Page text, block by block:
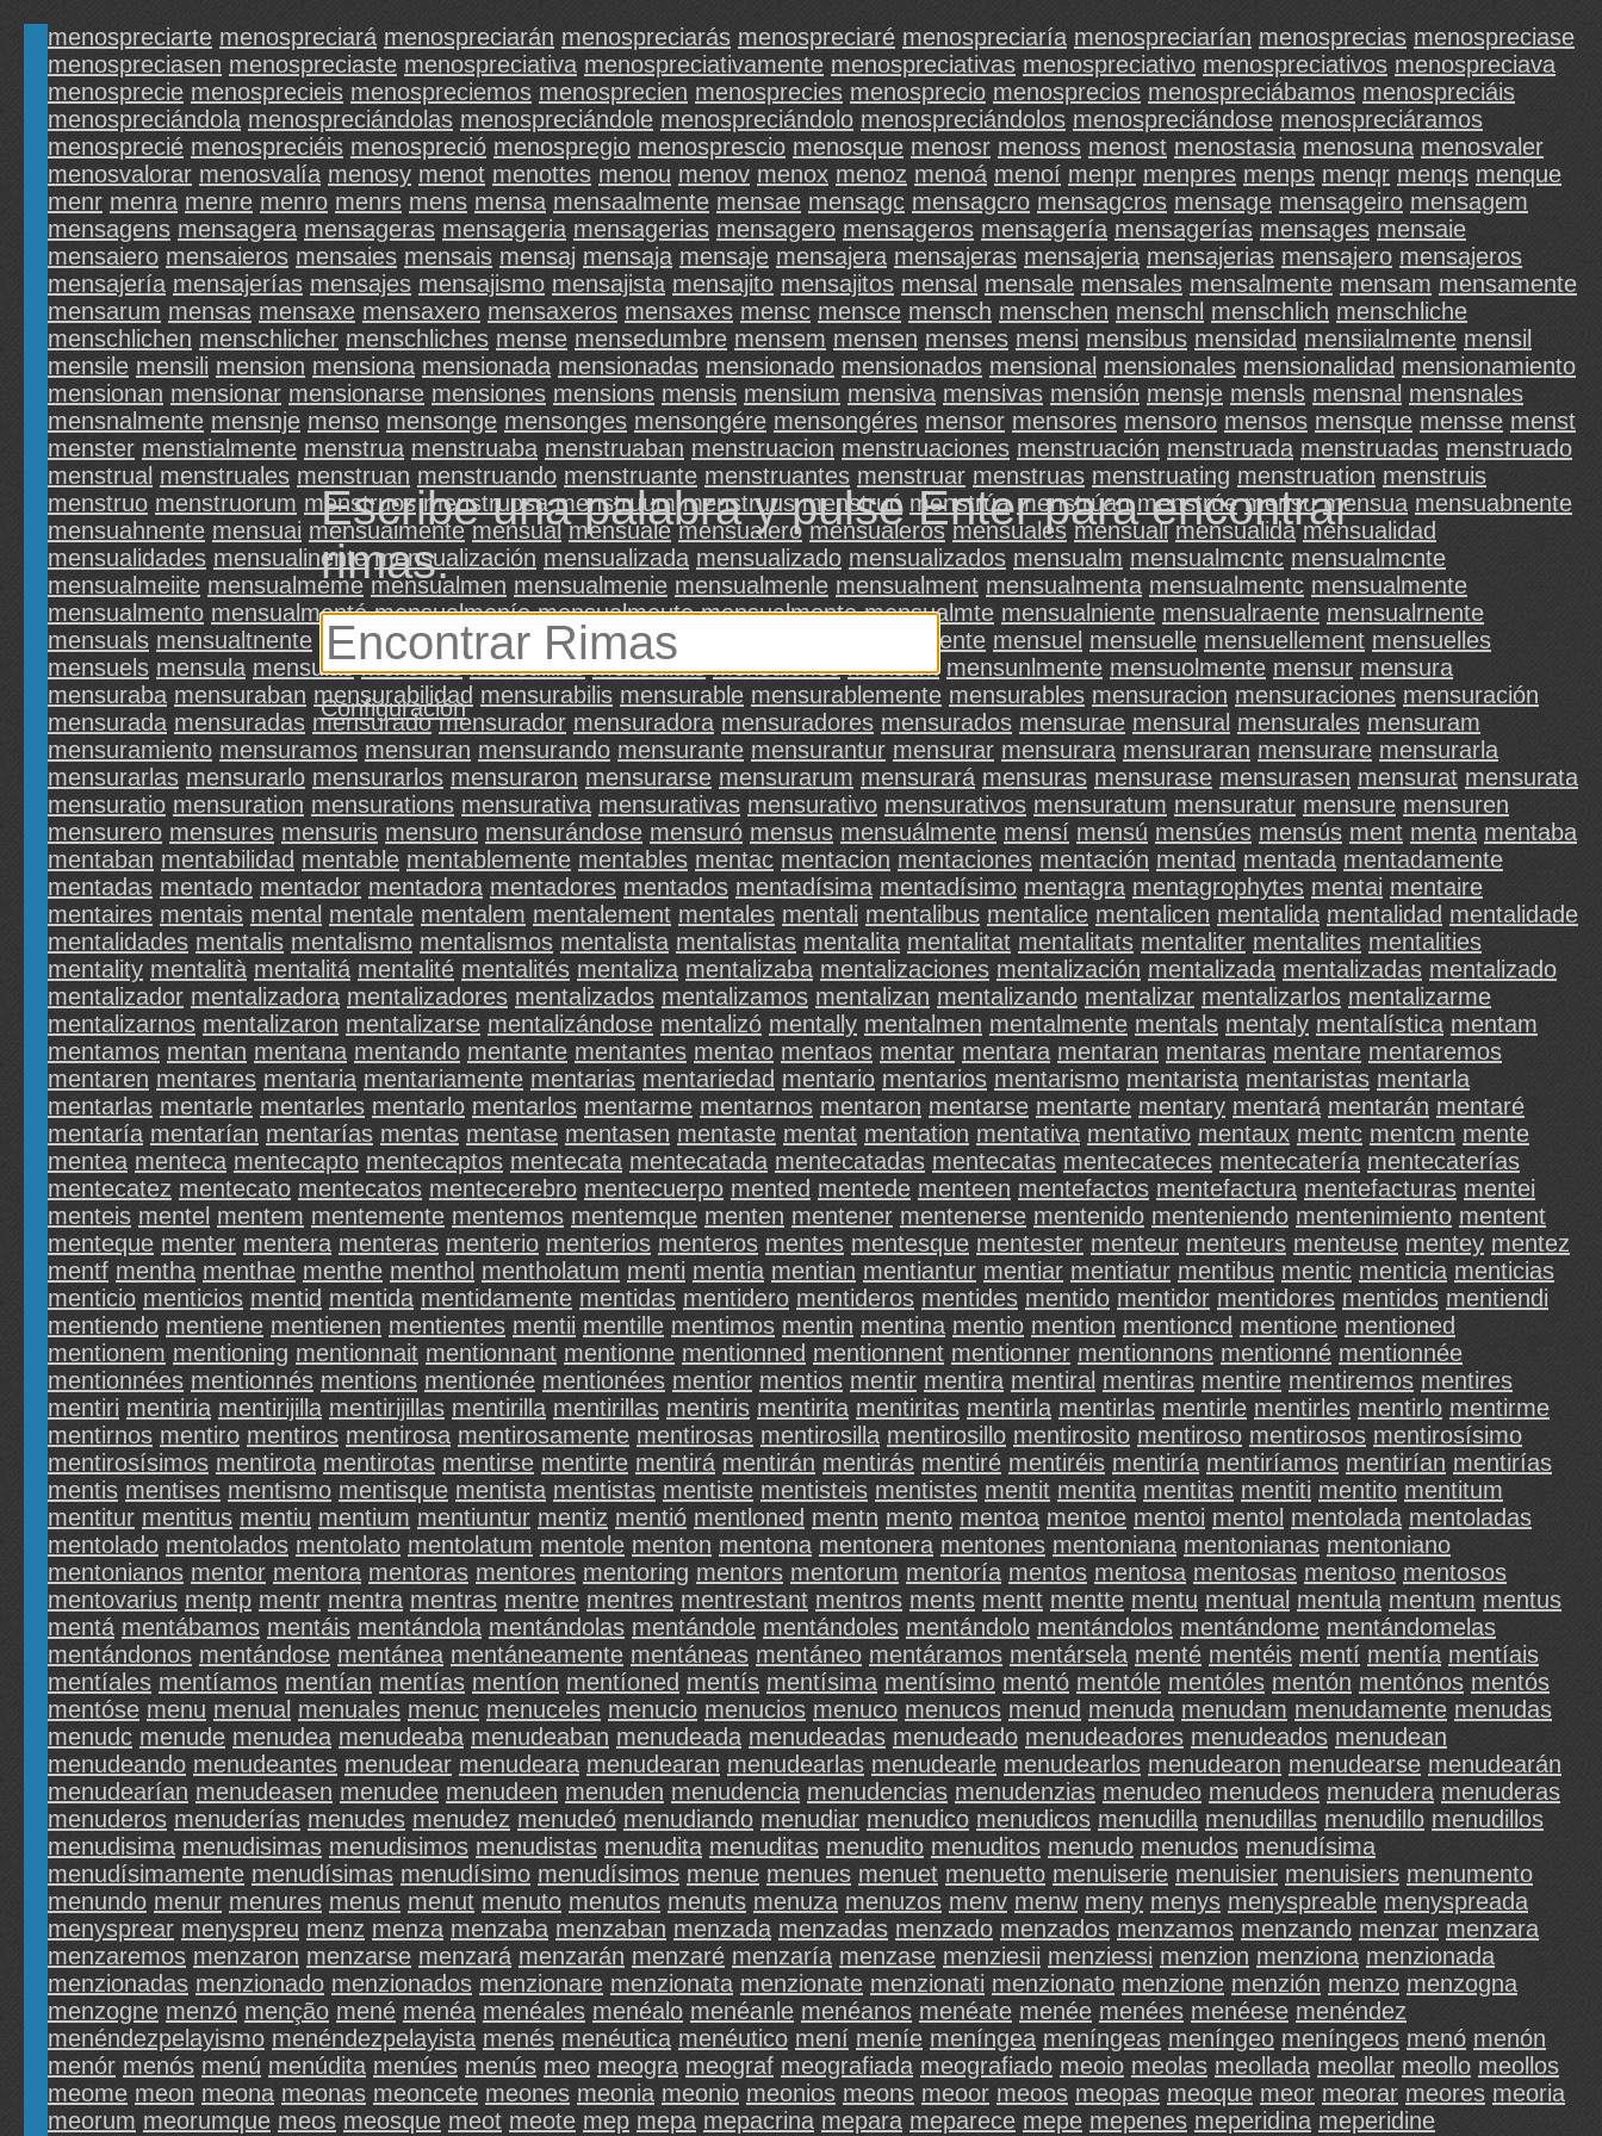
Escribe una palabra y pulse Enter para encontrar
rimas.
Configuración
menospreciarte menospreciará menospreciarán menospreciarás menospreciaré menospreciaría menospreciarían menosprecias menospreciase
menospreciasen menospreciaste menospreciativa menospreciativamente menospreciativas menospreciativo menospreciativos menospreciava
menosprecie menosprecieis menospreciemos menosprecien menosprecies menosprecio menosprecios menospreciábamos menospreciáis
menospreciándola menospreciándolas menospreciándole menospreciándolo menospreciándolos menospreciándose menospreciáramos
menosprecié menospreciéis menospreció menospregio menosprescio menosque menosr menoss menost menostasia menosuna menosvaler
menosvalorar menosvalía menosy menot menottes menou menov menox menoz menoá menoí menpr menpres menps menqr menqs menque
menr menra menre menro menrs mens mensa mensaalmente mensae mensagc mensagcro mensagcros mensage mensageiro mensagem
mensagens mensagera mensageras mensageria mensagerias mensagero mensageros mensagería mensagerías mensages mensaie
mensaiero mensaieros mensaies mensais mensaj mensaja mensaje mensajera mensajeras mensajeria mensajerias mensajero mensajeros
mensajería mensajerías mensajes mensajismo mensajista mensajito mensajitos mensal mensale mensales mensalmente mensam mensamente
mensarum mensas mensaxe mensaxero mensaxeros mensaxes mensc mensce mensch menschen menschl menschlich menschliche
menschlichen menschlicher menschliches mense mensedumbre mensem mensen menses mensi mensibus mensidad mensiialmente mensil
mensile mensili mension mensiona mensionada mensionadas mensionado mensionados mensional mensionales mensionalidad mensionamiento
mensionan mensionar mensionarse mensiones mensions mensis mensium mensiva mensivas mensión mensje mensls mensnal mensnales
mensnalmente mensnje menso mensonge mensonges mensongére mensongéres mensor mensores mensoro mensos mensque mensse menst
menster menstialmente menstrua menstruaba menstruaban menstruacion menstruaciones menstruación menstruada menstruadas menstruado
menstrual menstruales menstruan menstruando menstruante menstruantes menstruar menstruas menstruating menstruation menstruis
menstruo menstruorum menstruos menstruosa menstruum menstruus menstruó menstrúa menstrúan menstrúe mensu mensua mensuabnente
mensuahnente mensuai mensuaimente mensual mensuale mensualero mensualeros mensuales mensuali mensualida mensualidad
mensualidades mensualinente mensualización mensualizada mensualizado mensualizados mensualm mensualmcntc mensualmcnte
mensualmeiite mensualmeme mensualmen mensualmenie mensualmenle mensualment mensualmenta mensualmentc mensualmente
mensualmento mensualmenté mensualmeníe mensualmeute mensualmonte mensualmte mensualniente mensualraente mensualrnente
mensuals mensualtnente mensualuiente mensuario mensuarios mensuaímente mensuel mensuelle mensuellement mensuelles
mensuels mensula mensulas mensules mensulillas mensulitas mensulones mensum mensunlmente mensuolmente mensur mensura
mensuraba mensuraban mensurabilidad mensurabilis mensurable mensurablemente mensurables mensuracion mensuraciones mensuración
mensurada mensuradas mensurado mensurador mensuradora mensuradores mensurados mensurae mensural mensurales mensuram
mensuramiento mensuramos mensuran mensurando mensurante mensurantur mensurar mensurara mensuraran mensurare mensurarla
mensurarlas mensurarlo mensurarlos mensuraron mensurarse mensurarum mensurará mensuras mensurase mensurasen mensurat mensurata
mensuratio mensuration mensurations mensurativa mensurativas mensurativo mensurativos mensuratum mensuratur mensure mensuren
mensurero mensures mensuris mensuro mensurándose mensuró mensus mensuálmente mensí mensú mensúes mensús ment menta mentaba
mentaban mentabilidad mentable mentablemente mentables mentac mentacion mentaciones mentación mentad mentada mentadamente
mentadas mentado mentador mentadora mentadores mentados mentadísima mentadísimo mentagra mentagrophytes mentai mentaire
mentaires mentais mental mentale mentalem mentalement mentales mentali mentalibus mentalice mentalicen mentalida mentalidad mentalidade
mentalidades mentalis mentalismo mentalismos mentalista mentalistas mentalita mentalitat mentalitats mentaliter mentalites mentalities
mentality mentalità mentalitá mentalité mentalités mentaliza mentalizaba mentalizaciones mentalización mentalizada mentalizadas mentalizado
mentalizador mentalizadora mentalizadores mentalizados mentalizamos mentalizan mentalizando mentalizar mentalizarlos mentalizarme
mentalizarnos mentalizaron mentalizarse mentalizándose mentalizó mentally mentalmen mentalmente mentals mentaly mentalística mentam
mentamos mentan mentana mentando mentante mentantes mentao mentaos mentar mentara mentaran mentaras mentare mentaremos
mentaren mentares mentaria mentariamente mentarias mentariedad mentario mentarios mentarismo mentarista mentaristas mentarla
mentarlas mentarle mentarles mentarlo mentarlos mentarme mentarnos mentaron mentarse mentarte mentary mentará mentarán mentaré
mentaría mentarían mentarías mentas mentase mentasen mentaste mentat mentation mentativa mentativo mentaux mentc mentcm mente
mentea menteca mentecapto mentecaptos mentecata mentecatada mentecatadas mentecatas mentecateces mentecatería mentecaterías
mentecatez mentecato mentecatos mentecerebro mentecuerpo mented mentede menteen mentefactos mentefactura mentefacturas mentei
menteis mentel mentem mentemente mentemos mentemque menten mentener mentenerse mentenido menteniendo mentenimiento mentent
menteque menter mentera menteras menterio menterios menteros mentes mentesque mentester menteur menteurs menteuse mentey mentez
mentf mentha menthae menthe menthol mentholatum menti mentia mentian mentiantur mentiar mentiatur mentibus mentic menticia menticias
menticio menticios mentid mentida mentidamente mentidas mentidero mentideros mentides mentido mentidor mentidores mentidos mentiendi
mentiendo mentiene mentienen mentientes mentii mentille mentimos mentin mentina mentio mention mentioncd mentione mentioned
mentionem mentioning mentionnait mentionnant mentionne mentionned mentionnent mentionner mentionnons mentionné mentionnée
mentionnées mentionnés mentions mentionée mentionées mentior mentios mentir mentira mentiral mentiras mentire mentiremos mentires
mentiri mentiria mentirijilla mentirijillas mentirilla mentirillas mentiris mentirita mentiritas mentirla mentirlas mentirle mentirles mentirlo mentirme
mentirnos mentiro mentiros mentirosa mentirosamente mentirosas mentirosilla mentirosillo mentirosito mentiroso mentirosos mentirosísimo
mentirosísimos mentirota mentirotas mentirse mentirte mentirá mentirán mentirás mentiré mentiréis mentiría mentiríamos mentirían mentirías
mentis mentises mentismo mentisque mentista mentistas mentiste mentisteis mentistes mentit mentita mentitas mentiti mentito mentitum
mentitur mentitus mentiu mentium mentiuntur mentiz mentió mentloned mentn mento mentoa mentoe mentoi mentol mentolada mentoladas
mentolado mentolados mentolato mentolatum mentole menton mentona mentonera mentones mentoniana mentonianas mentoniano
mentonianos mentor mentora mentoras mentores mentoring mentors mentorum mentoría mentos mentosa mentosas mentoso mentosos
mentovarius mentp mentr mentra mentras mentre mentres mentrestant mentros ments mentt mentte mentu mentual mentula mentum mentus
mentá mentábamos mentáis mentándola mentándolas mentándole mentándoles mentándolo mentándolos mentándome mentándomelas
mentándonos mentándose mentánea mentáneamente mentáneas mentáneo mentáramos mentársela menté mentéis mentí mentía mentíais
mentíales mentíamos mentían mentías mentíon mentíoned mentís mentísima mentísimo mentó mentóle mentóles mentón mentónos mentós
mentóse menu menual menuales menuc menuceles menucio menucios menuco menucos menud menuda menudam menudamente menudas
menudc menude menudea menudeaba menudeaban menudeada menudeadas menudeado menudeadores menudeados menudean
menudeando menudeantes menudear menudeara menudearan menudearlas menudearle menudearlos menudearon menudearse menudearán
menudearían menudeasen menudee menudeen menuden menudencia menudencias menudenzias menudeo menudeos menudera menuderas
menuderos menuderías menudes menudez menudeó menudiando menudiar menudico menudicos menudilla menudillas menudillo menudillos
menudisima menudisimas menudisimos menudistas menudita menuditas menudito menuditos menudo menudos menudísima
menudísimamente menudísimas menudísimo menudísimos menue menues menuet menuetto menuiserie menuisier menuisiers menumento
menundo menur menures menus menut menuto menutos menuts menuza menuzos menv menw meny menys menyspreable menyspreada
menysprear menyspreu menz menza menzaba menzaban menzada menzadas menzado menzados menzamos menzando menzar menzara
menzaremos menzaron menzarse menzará menzarán menzaré menzaría menzase menziesii menziessi menzion menziona menzionada
menzionadas menzionado menzionados menzionare menzionata menzionate menzionati menzionato menzione menzión menzo menzogna
menzogne menzó menção mené menéa menéales menéalo menéanle menéanos menéate menée menées menéese menéndez
menéndezpelayismo menéndezpelayista menés menéutica menéutico mení meníe meníngea meníngeas meníngeo meníngeos menó menón
menór menós menú menúdita menúes menús meo meogra meograf meografiada meografiado meoio meolas meollada meollar meollo meollos
meome meon meona meonas meoncete meones meonia meonio meonios meons meoor meoos meopas meoque meor meorar meores meoria
meorum meorumque meos meosque meot meote mep mepa mepacrina mepara meparece mepe mepenes meperidina meperidine